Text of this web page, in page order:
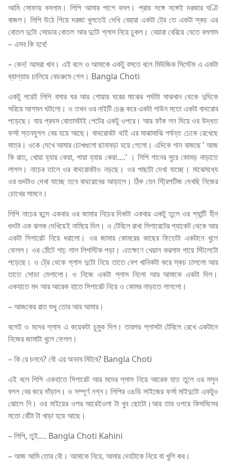
আমি সোফায় বসলাম। লিপি আমার পাশে বসল। প্রায় সঙ্গে সঙ্গেই দরজার ঘণ্টি
বাজল। লিপি উঠে গিয়ে দরজা খুলতেই দেখি বেয়ারা একটা ট্রে তে একটা স্কচ এর
বোতল দুটো সোডার বোতল আর দুটো গ্লাস নিয়ে ঢুকল। বেয়ারা বেরিয়ে যেতে বললাম
– এসব কি হবে!
– কেন! আমরা খাব। এই বলে ও আমাকে একটু বসতে বলে মিউজিক সিস্টেম এ একটা
ব্যাল্যাড চালিয়ে বেডরুমে গেল। Bangla Choti
একটু পরেই লিপি বসার ঘর আর শোয়ার ঘরের মাঝের পর্দাটা মাঝখান থেকে দুদিকে
সরিয়ে আগমন ঘটালো। ও তখন ওর নাইটি চেঞ্জ করে একটা গাউন মতো একটা বাথরোব
পড়েছে। যার প্রথম বোতামটাই পেটের একটু ওপরে। আর ফাঁক লন দিয়ে ওর উদ্ধত
ফর্সা স্তনযুগল বের হয়ে আছে। বাথরোবটা থাই এর মাঝামাঝি পর্যন্ত ঢেকে রেখেছে
মাত্র। ওকে দেখে আমার চোখগুলো ছানাবড়া হয়ে গেলো। এদিকে গান বাজছে ‘ আজ
কি রাত, খোয়া হ্যায় কেয়া, পায়া হ্যায় কেয়া.…’ । লিপি গানের সুরে কোমড় নাড়াতে
লাগল। নাচের তালে ওর বাথরোবটাও নড়ছে। ওর পাছাটা দেখা যাচ্ছে। মাঝেমধ্যে
ওর গুদটাও দেখা যাচ্ছে তবে বাথরোবের আড়ালে। ঠিক যেন স্ট্রিপটিজ দেখছি নিজের
চোখের সামনে।
লিপি নাচের ছন্দে একবার ওর জামার নিচের দিকটা একবার একটু তুলে ওর প্যান্টি হীন
গুদটা এক ঝলক দেখিয়েই নামিয়ে দিল। ও টেবিলে রাখা সিগারেটের প্যাকেট থেকে আর
একটা সিগারেট নিয়ে ধরালো। ওর জামার কোমরের কাছের ফিতেটা একটানে খুলে
ফেলল। ওর ঠোঁটে গাঢ় লাল লিপস্টিক পড়া। এতক্ষণে খেয়াল করলাম পায়ে স্টিলেটো
পড়েছে। ও ট্রে থেকে গ্লাস দুটো নিয়ে তাতে বেশ খানিকটা করে স্কচ ঢাললো আর
তাতে সোডা মেশালো। ও নিজে একটা গ্লাস নিলো আর আমাকে একটা দিল।
একহাতে মদ আর আরেক হাতে সিগারেট নিয়ে ও কোমর নাড়াতে লাগলো।
– আজকের রাত শুধু তোর আর আমার।
বলেই ও মদের গ্লাস এ কয়েকটা চুমুক দিল। তারপর গ্লাসটা টেবিলে রেখে একটানে
নিজের জামাটা খুলে ফেলল।
– কি রে চলবে? বৌ এর অভাব মিটবে? Bangla Choti
এই বলে লিপি একহাতে সিগারেট আর মদের গ্লাস নিয়ে আরেক হাত তুলে ওর মসৃন
বগল বের করে দাঁড়াল। ও সম্পূর্ণ নগ্ন। লিপির ৩৪ডি সাইজের ফর্সা মাইদুটো একটুও
ঝোলে নি। ওর মাইয়ের ওপর আরেইওলা টা খুব ছোটো।আর তার ওপরে কিসমিসের
মতো বোঁটা টা খাড়া হয়ে আছে।
– লিপি, তুই…. Bangla Choti Kahini
– আজ আমি তোর বৌ। আমাকে নিয়ে, আমার দেহটাকে নিয়ে যা খুশি কর।